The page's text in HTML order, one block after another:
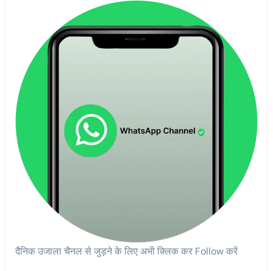
दैनिक उजाला चैनल से जुड़ने के लिए अभी क्लिक कर Follow करें